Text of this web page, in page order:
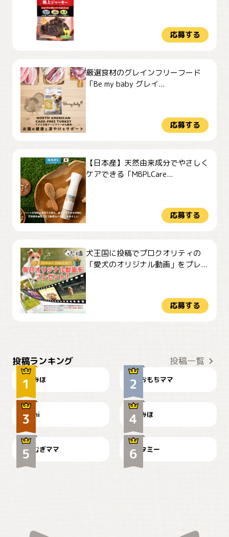
応募する
厳選食材のグレインフリーフード
「Be my baby グレイ...
応募する
【日本産】天然由来成分でやさしく
ケアできる「MBPLCare...
応募する
犬王国に投稿でプロクオリティの
「愛犬のオリジナル動画」をプレ...
応募する
投稿ランキング 投稿一覧
みほ おもちママ
可愛い？
mi
見てるぞぉ
みほ
🌻とむぎ！
むぎママ
ドーベルマンのお友達邸に
て
タミー